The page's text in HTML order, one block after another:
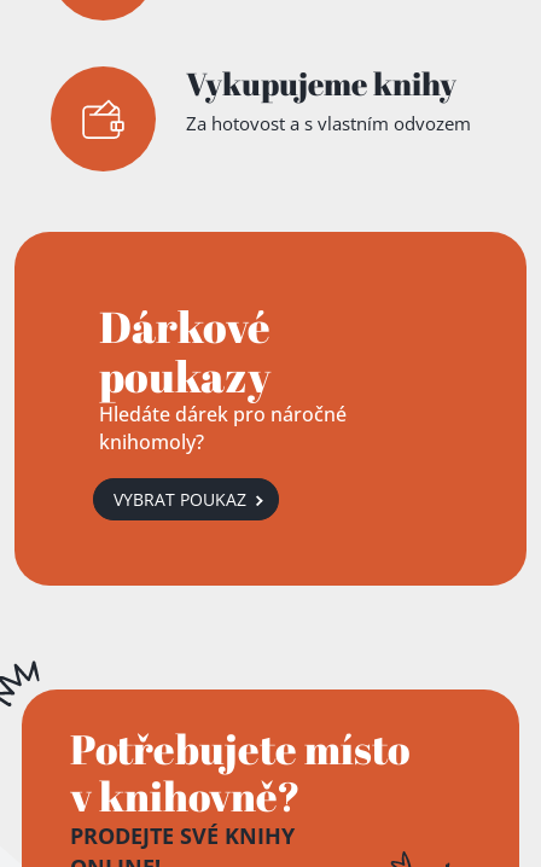
Vykupujeme knihy
Za hotovost a s vlastním odvozem
Dárkové
poukazy
Hledáte dárek pro náročné
knihomoly?
VYBRAT POUKAZ
Potřebujete místo
v knihovně?
PRODEJTE SVÉ KNIHY